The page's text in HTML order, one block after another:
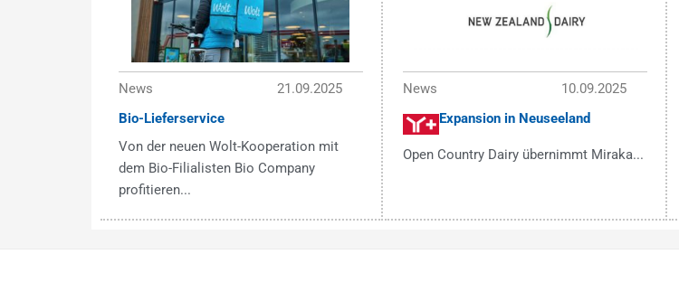
News
21.09.2025
Bio-Lieferservice
Von der neuen Wolt-Kooperation mit
dem Bio-Filialisten Bio Company
profitieren...
News
10.09.2025
Expansion in Neuseeland
Open Country Dairy übernimmt Miraka...